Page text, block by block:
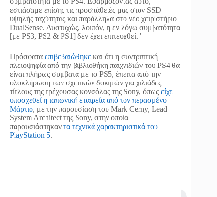
εστιάσαμε επίσης τις προσπάθειές μας στον SSD
υψηλής ταχύτητας και παράλληλα στο νέο χειριστήριο
DualSense. Δυστυχώς, λοιπόν, η εν λόγω συμβατότητα
[με PS3, PS2 & PS1] δεν έχει επιτευχθεί.”
Πρόσφατα επιβεβαιώθηκε και ότι η συντριπτική
πλειοψηφία από την βιβλιοθήκη παιχνιδιών του PS4 θα
είναι πλήρως συμβατά με το PS5, έπειτα από την
ολοκλήρωση των σχετικών δοκιμών για χιλιάδες
τίτλους της τρέχουσας κονσόλας της Sony, όπως είχε
υποσχεθεί η ιαπωνική εταιρεία από τον περασμένο
Μάρτιο, με την παρουσίαση του Mark Cerny, Lead
System Architect της Sony, στην οποία
παρουσιάστηκαν τα τεχνικά χαρακτηριστικά του
PlayStation 5.